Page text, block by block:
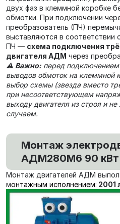
двух фаз в клеммной коробке
обмотки. При подключении
преобразователь (ПЧ)
выставляются в
ПЧ — схема подключения
двигателя АДМ через
⚠️ Важно: перед
выводов обмоток на клеммной
выбор схемы (звезда вместо
при несоответствующем
выходу двигателя из строя и
случаем.
Монтаж
АДМ280М6 90 кВт
Монтаж двигателей АДМ
монтажным исполнением: 2001